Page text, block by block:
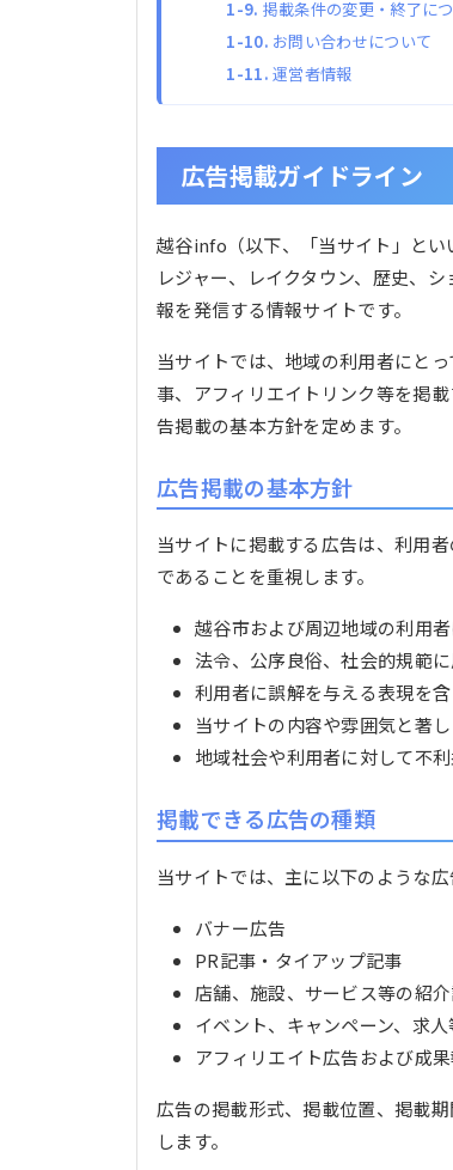
掲載条件の変更・終了に
お問い合わせについて
運営者情報
広告掲載ガイドライン
越谷info（以下、「当サイト」とい
レジャー、レイクタウン、歴史、
報を発信する情報サイトです。
当サイトでは、地域の利用者にと
事、アフィリエイトリンク等を掲
告掲載の基本方針を定めます。
広告掲載の基本方針
当サイトに掲載する広告は、利用
であることを重視します。
越谷市および周辺地域の利用
法令、公序良俗、社会的規範
利用者に誤解を与える表現を
当サイトの内容や雰囲気と著
地域社会や利用者に対して不
掲載できる広告の種類
当サイトでは、主に以下のような
バナー広告
PR記事・タイアップ記事
店舗、施設、サービス等の紹
イベント、キャンペーン、求
アフィリエイト広告および成
広告の掲載形式、掲載位置、掲載
します。